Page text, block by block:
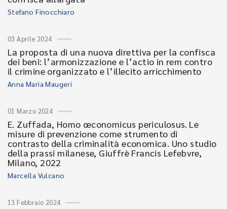
Stefano Finocchiaro
03 Aprile 2024
La proposta di una nuova direttiva per la confisca
dei beni: l’armonizzazione e l’actio in rem contro
il crimine organizzato e l’illecito arricchimento
Anna Maria Maugeri
01 Marzo 2024
E. Zuffada, Homo œconomicus periculosus. Le
misure di prevenzione come strumento di
contrasto della criminalità economica. Uno studio
della prassi milanese, Giuffrè Francis Lefebvre,
Milano, 2022
Marcella Vulcano
13 Febbraio 2024